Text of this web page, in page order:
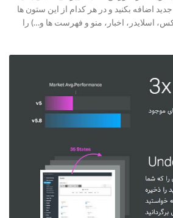
اضافه بکنید و در هر کدام از این ستون ها
اسلایدر، اخبار، منو و فهرست ها و…) را